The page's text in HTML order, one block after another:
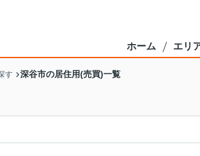
ホーム エリ
す 深谷市の居住用(売買)一覧